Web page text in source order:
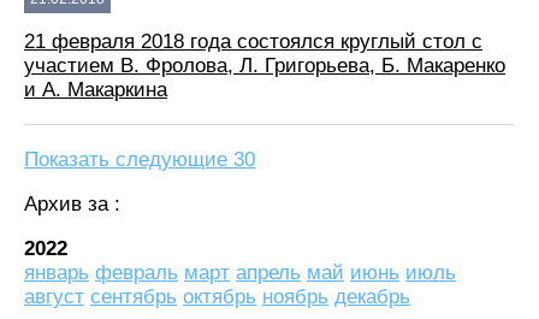
21 февраля 2018 года состоялся круглый стол с
участием В. Фролова, Л. Григорьева, Б. Макаренко
и А. Макаркина
Показать следующие 30
Архив за :
2022
январь февраль март апрель май июнь июль
август сентябрь октябрь ноябрь декабрь